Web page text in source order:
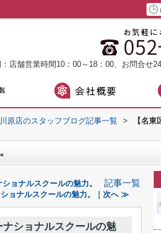
店舗営業時間10：00～18：00、お問合せ
原店のスタッフブログ記事一覧 >
【名
ョナルスクールの魅力。 記事一覧
ョナルスクールの魅力。｜次へ ≫
ナショナルスクールの魅